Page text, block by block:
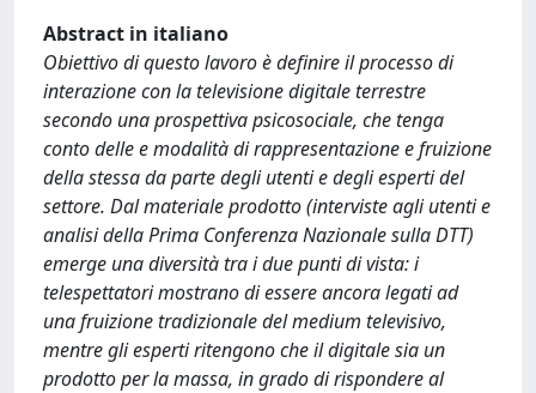
Abstract in italiano
Obiettivo di questo lavoro è definire il processo di
interazione con la televisione digitale terrestre
secondo una prospettiva psicosociale, che tenga
conto delle e modalità di rappresentazione e fruizione
della stessa da parte degli utenti e degli esperti del
settore. Dal materiale prodotto (interviste agli utenti e
analisi della Prima Conferenza Nazionale sulla DTT)
emerge una diversità tra i due punti di vista: i
telespettatori mostrano di essere ancora legati ad
una fruizione tradizionale del medium televisivo,
mentre gli esperti ritengono che il digitale sia un
prodotto per la massa, in grado di rispondere al